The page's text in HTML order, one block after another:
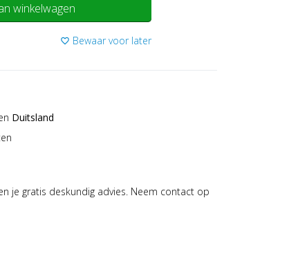
winkelwagen
favorite_border Bewaar voor later
Duitsland
je gratis deskundig advies. Neem contact op